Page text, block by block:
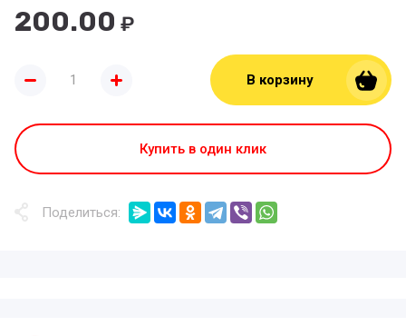
200.00 ₽
В корзину
Купить в один клик
Поделиться: